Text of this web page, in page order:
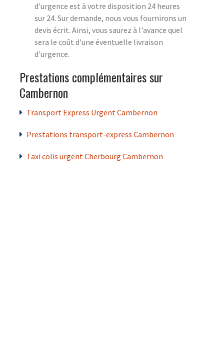
d'urgence est à votre disposition 24 heures
sur 24. Sur demande, nous vous fournirons un
devis écrit. Ainsi, vous saurez à l'avance quel
sera le coût d'une éventuelle livraison
d'urgence.
Prestations complémentaires sur
Cambernon
Transport Express Urgent Cambernon
Prestations transport-express Cambernon
Taxi colis urgent Cherbourg Cambernon